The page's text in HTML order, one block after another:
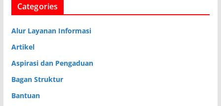
Categories
Alur Layanan Informasi
Artikel
Aspirasi dan Pengaduan
Bagan Struktur
Bantuan